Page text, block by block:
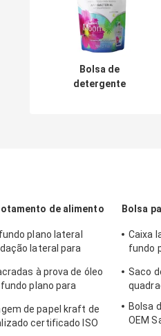
Bolsa de
detergente
de alimento
plano lateral
lateral para
à prova de óleo
plano para
de papel kraft de
certificado ISO
Bolsa
Caixa
fundo
Saco
Bolsa
OEM